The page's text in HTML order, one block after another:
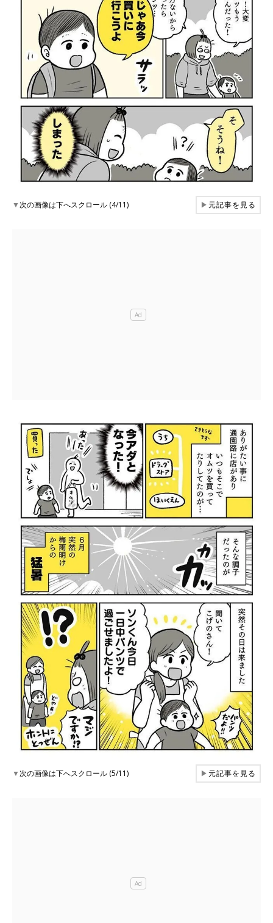
▼次の画像は下へスクロール (4/11) ▶元記事を見る
▼次の画像は下へスクロール (5/11) ▶元記事を見る